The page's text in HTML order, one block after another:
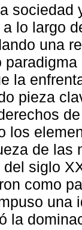
sociedad
lo largo
una
la
pieza
los
de las
del siglo
como
una
la